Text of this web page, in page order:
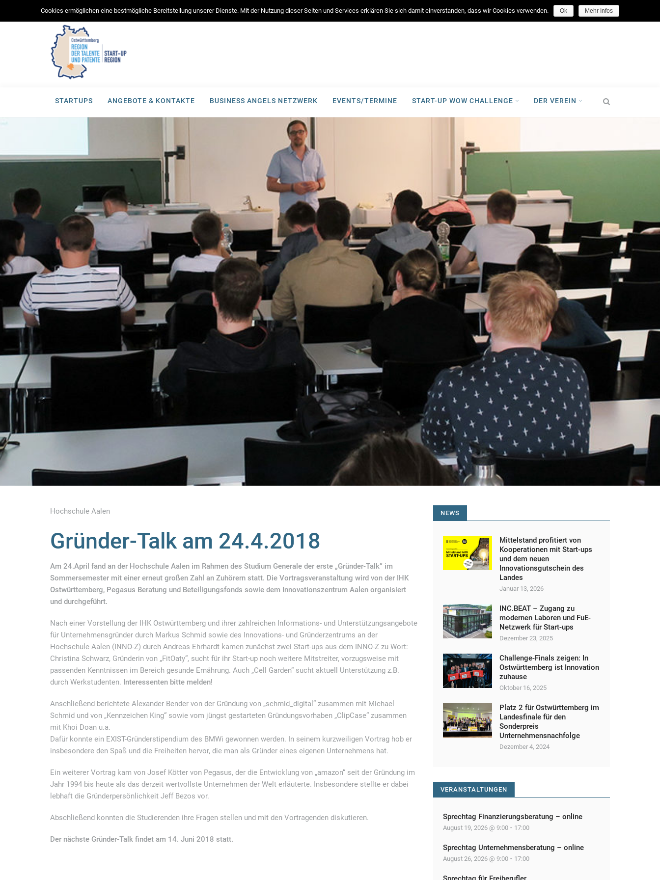
facebook
STARTUPS ANGEBOTE & KONTAKTE BUSINESS ANGELS NETZWERK EVENTS/TERMINE START-UP WOW CHALLENGE DER VEREIN
Hochschule Aalen
Gründer-Talk am 24.4.2018
Am 24.April fand an der Hochschule Aalen im Rahmen des Studium Generale der erste „Gründer-Talk“ im
Sommersemester mit einer erneut großen Zahl an Zuhörern statt. Die Vortragsveranstaltung wird von der IHK
Ostwürttemberg, Pegasus Beratung und Beteiligungsfonds sowie dem Innovationszentrum Aalen organisiert
und durchgeführt.
Nach einer Vorstellung der IHK Ostwürttemberg und ihrer zahlreichen Informations- und Unterstützungsangebote
für Unternehmensgründer durch Markus Schmid sowie des Innovations- und Gründerzentrums an der
Hochschule Aalen (INNO-Z) durch Andreas Ehrhardt kamen zunächst zwei Start-ups aus dem INNO-Z zu Wort:
Christina Schwarz, Gründerin von „FitOaty“, sucht für ihr Start-up noch weitere Mitstreiter, vorzugsweise mit
passenden Kenntnissen im Bereich gesunde Ernährung. Auch „Cell Garden“ sucht aktuell Unterstützung z.B.
durch Werkstudenten. Interessenten bitte melden!
Anschließend berichtete Alexander Bender von der Gründung von „schmid_digital“ zusammen mit Michael
Schmid und von „Kennzeichen King“ sowie vom jüngst gestarteten Gründungsvorhaben „ClipCase“ zusammen
mit Khoi Doan u.a.
Dafür konnte ein EXIST-Gründerstipendium des BMWi gewonnen werden. In seinem kurzweiligen Vortrag hob er
insbesondere den Spaß und die Freiheiten hervor, die man als Gründer eines eigenen Unternehmens hat.
Ein weiterer Vortrag kam von Josef Kötter von Pegasus, der die Entwicklung von „amazon“ seit der Gründung im
Jahr 1994 bis heute als das derzeit wertvollste Unternehmen der Welt erläuterte. Insbesondere stellte er dabei
lebhaft die Gründerpersönlichkeit Jeff Bezos vor.
Abschließend konnten die Studierenden ihre Fragen stellen und mit den Vortragenden diskutieren.
Der nächste Gründer-Talk findet am 14. Juni 2018 statt.
NEWS
Mittelstand profitiert von
Kooperationen mit Start-ups
und dem neuen
Innovationsgutschein des
Landes
Januar 13, 2026
INC.BEAT – Zugang zu
modernen Laboren und FuE-
Netzwerk für Start-ups
Dezember 23, 2025
Challenge-Finals zeigen: In
Ostwürttemberg ist Innovation
zuhause
Oktober 16, 2025
Platz 2 für Ostwürttemberg im
Landesfinale für den
Sonderpreis
Unternehmensnachfolge
Dezember 4, 2024
VERANSTALTUNGEN
Sprechtag Finanzierungsberatung – online
August 19, 2026 @ 9:00 - 17:00
Sprechtag Unternehmensberatung – online
August 26, 2026 @ 9:00 - 17:00
Cookies ermöglichen eine bestmögliche Bereitstellung unserer Dienste. Mit der Nutzung dieser Seiten und Services erklären Sie sich damit einverstanden, dass wir Cookies verwenden. Ok Mehr Infos